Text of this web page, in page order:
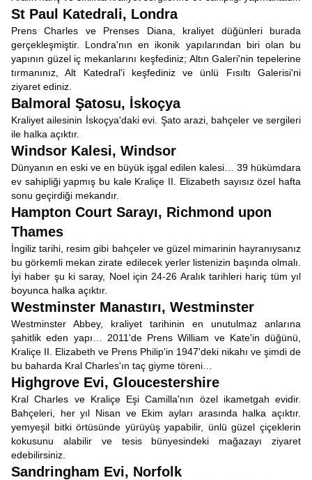
St Paul Katedrali, Londra
Prens Charles ve Prenses Diana, kraliyet düğünleri burada
gerçekleşmiştir. Londra'nın en ikonik yapılarından biri olan bu
yapının güzel iç mekanlarını keşfediniz; Altın Galeri'nin tepelerine
tırmanınız, Alt Katedral'i keşfediniz ve ünlü Fısıltı Galerisi'ni
ziyaret ediniz.
Balmoral Şatosu, İskoçya
Kraliyet ailesinin İskoçya'daki evi. Şato arazi, bahçeler ve sergileri
ile halka açıktır.
Windsor Kalesi, Windsor
Dünyanın en eski ve en büyük işgal edilen kalesi… 39 hükümdara
ev sahipliği yapmış bu kale Kraliçe II. Elizabeth sayısız özel hafta
sonu geçirdiği mekandır.
Hampton Court Sarayı, Richmond upon
Thames
İngiliz tarihi, resim gibi bahçeler ve güzel mimarinin hayranıysanız
bu görkemli mekan zirate edilecek yerler listenizin başında olmalı.
İyi haber şu ki saray, Noel için 24-26 Aralık tarihleri ​​hariç tüm yıl
boyunca halka açıktır.
Westminster Manastırı, Westminster
Westminster Abbey, kraliyet tarihinin en unutulmaz anlarına
şahitlik eden yapı… 2011'de Prens William ve Kate'in düğünü,
Kraliçe II. Elizabeth ve Prens Philip'in 1947'deki nikahı ve şimdi de
bu baharda Kral Charles'ın taç giyme töreni…
Highgrove Evi, Gloucestershire
Kral Charles ve Kraliçe Eşi Camilla'nın özel ikametgah evidir.
Bahçeleri, her yıl Nisan ve Ekim ayları arasında halka açıktır.
yemyeşil bitki örtüsünde yürüyüş yapabilir, ünlü güzel çiçeklerin
kokusunu alabilir ve tesis bünyesindeki mağazayı ziyaret
edebilirsiniz.
Sandringham Evi, Norfolk